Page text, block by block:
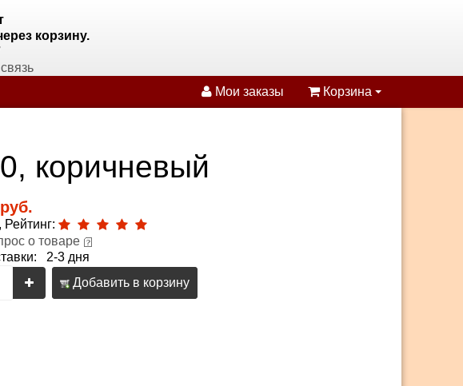
корзину.
Мои заказы Корзина
коричневый
Рейтинг:
о товаре
2-3 дня
Добавить в корзину